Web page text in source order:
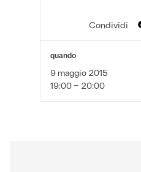
Condividi
quando
9 maggio 2015
19:00 - 20:00